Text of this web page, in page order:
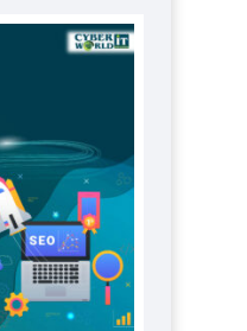
প্রতিষ্ঠানকে
জরিমানা।
দাম
ফেনী সফরে
অর্জন: পূর্ণ
করছেন